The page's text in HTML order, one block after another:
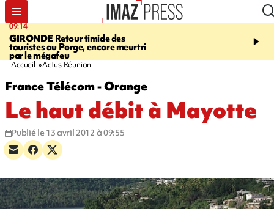
09:14
GIRONDE Retour timide des
touristes au Porge, encore meurtri
par le mégafeu
13:09
Des
font cinq morts en
Accueil Actus Réunion
France Télécom - Orange
Le haut débit à Mayotte
Publié le 13 avril 2012 à 09:55